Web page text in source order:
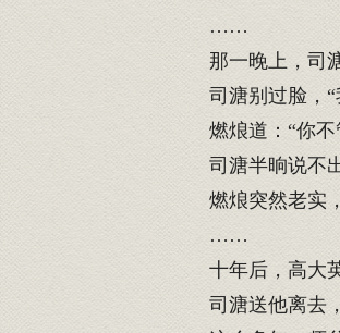
……
那一晚上，司
司溏别过脸，“
燃烺道：“你不
司溏半晌说不
燃烺突然老实
……
十年后，高大
司溏送他离去